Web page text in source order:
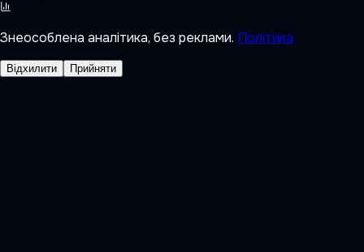
Знеособлена аналітика, без реклами. Політика
Відхилити Прийняти